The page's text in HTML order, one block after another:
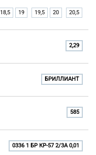
18,5 19 19,5 20 20,5
2,29
БРИЛЛИАНТ
585
0336 1 БР КР-57 2/3A 0,01